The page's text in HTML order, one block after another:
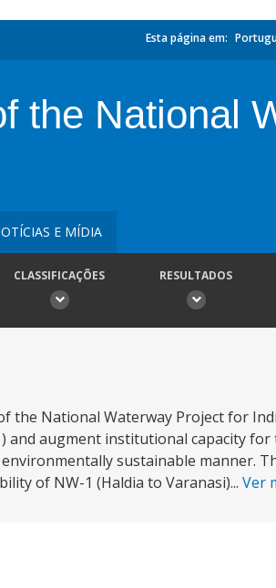
Esta página em:
the National
E MÍDIA
CLASSIFICAÇÕES RESULTADOS
the National Waterway Project for
augment institutional capacity for
sustainable manner.
of NW-1 (Haldia to Varanasi)... Ver